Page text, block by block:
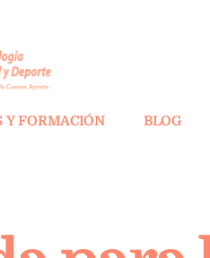
Y FORMACIÓN BLOG